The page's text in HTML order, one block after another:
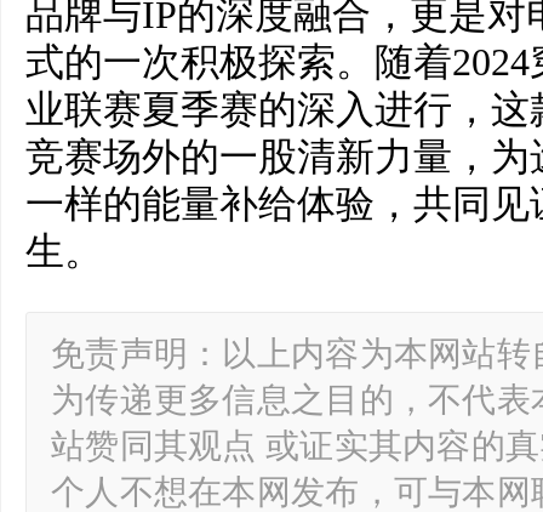
品牌与IP的深度融合，更是
式的一次积极探索。随着
业联赛夏季赛的深入进行，
竞赛场外的一股清新力量，
一样的能量补给体验，共同
生。
免责声明：以上内容为本网站
为传递更多信息之目的，不代
站赞同其观点 或证实其内容的
个人不想在本网发布，可与本